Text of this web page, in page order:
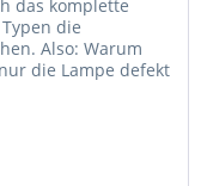
das komplette
die
Also: Warum
die Lampe defekt